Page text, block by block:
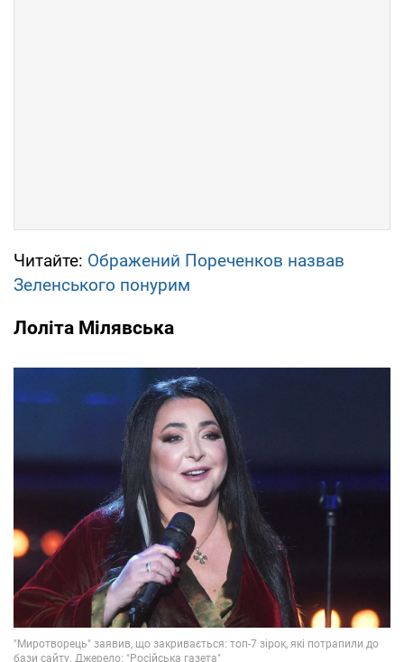
Читайте: Ображений Пореченков назвав
Зеленського понурим
Лоліта Мілявська